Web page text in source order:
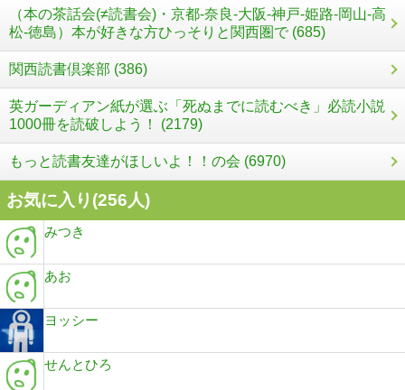
（本の茶話会(≠読書会)・京都-奈良-大阪-神戸-姫路-岡山-高
松-徳島）本が好きな方ひっそりと関西圏で (685)
関西読書倶楽部 (386)
英ガーディアン紙が選ぶ「死ぬまでに読むべき」必読小説
1000冊を読破しよう！ (2179)
もっと読書友達がほしいよ！！の会 (6970)
お気に入り(256人)
みつき
あお
ヨッシー
せんとひろ